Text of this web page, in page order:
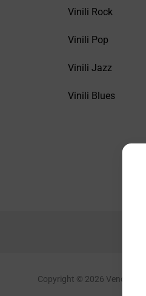
Vinili Rock
Vinili Pop
Vinili Jazz
Vinili Blues
Copyright © 2026 Vendita